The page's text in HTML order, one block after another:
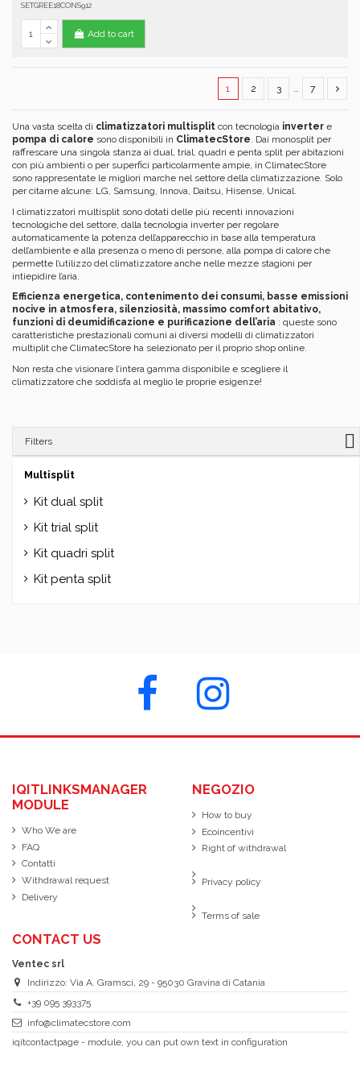
SETGREE18CONS912
Add to cart
1 2 3 … 7
Una vasta scelta di climatizzatori multisplit con tecnologia inverter e
pompa di calore sono disponibili in ClimatecStore. Dai monosplit per
raffrescare una singola stanza ai dual, trial, quadri e penta split per abitazioni
con più ambienti o per superfici particolarmente ampie, in ClimatecStore
sono rappresentate le migliori marche nel settore della climatizzazione. Solo
per citarne alcune: LG, Samsung, Innova, Daitsu, Hisense, Unical.
I climatizzatori multisplit sono dotati delle più recenti innovazioni
tecnologiche del settore, dalla tecnologia inverter per regolare
automaticamente la potenza dell’apparecchio in base alla temperatura
dell’ambiente e alla presenza o meno di persone, alla pompa di calore che
permette l’utilizzo del climatizzatore anche nelle mezze stagioni per
intiepidire l’aria.
Efficienza energetica, contenimento dei consumi, basse emissioni
nocive in atmosfera, silenziosità, massimo comfort abitativo,
funzioni di deumidificazione e purificazione dell’aria : queste sono
caratteristiche prestazionali comuni ai diversi modelli di climatizzatori
multiplit che ClimatecStore ha selezionato per il proprio shop online.
Non resta che visionare l’intera gamma disponibile e scegliere il
climatizzatore che soddisfa al meglio le proprie esigenze!
Filters
Multisplit
Kit dual split
Kit trial split
Kit quadri split
Kit penta split
IQITLINKSMANAGER
MODULE
Who We are
FAQ
Contatti
Withdrawal request
Delivery
NEGOZIO
How to buy
Ecoincentivi
Right of withdrawal
Privacy policy
Terms of sale
CONTACT US
Ventec srl
Indirizzo: Via A. Gramsci, 29 - 95030 Gravina di Catania
+39 095 393375
info@climatecstore.com
iqitcontactpage - module, you can put own text in configuration